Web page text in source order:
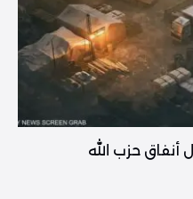
أنفاق حزب الله